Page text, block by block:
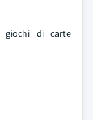
di carte